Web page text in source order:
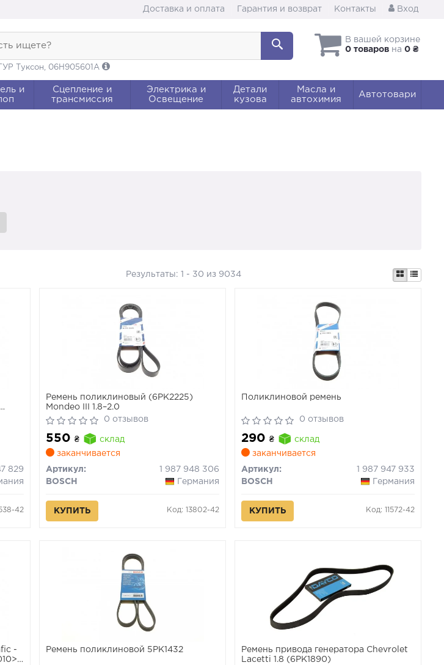
Доставка и оплата Гарантия и возврат Контакты Вход
В вашей корзине
0 товаров на 0 ₴
ищете?
Туксон, 06H905601A
и
Сцепление и
трансмиссия
Электрика и
Освещение
Детали
кузова
Масла и
автохимия
Автотовари
Результаты: 1 - 30 из 9034
829
42
Ремень поликлиновый (6PK2225)
Mondeo III 1.8–2.0
0 отзывов
550₴
склад
заканчивается
Артикул:
1 987 948 306
BOSCH
Германия
КУПИТЬ Код: 13802-42
Поликлиновой ремень
0 отзывов
290₴
склад
заканчивается
Артикул:
1 987 947 933
BOSCH
Германия
КУПИТЬ Код: 11572-42
-
Ремень поликлиновой 5PK1432
Ремень привода генератора Chevrolet
Lacetti 1.8 (6PK1890)